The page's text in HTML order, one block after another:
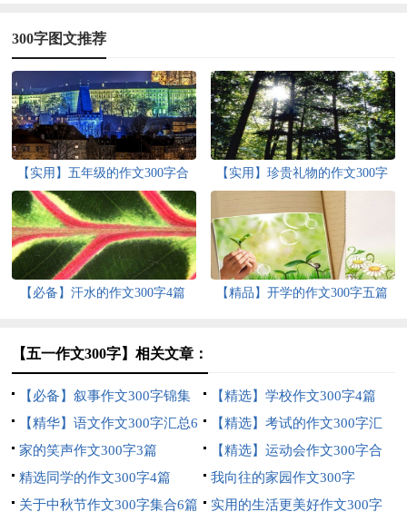
300字图文推荐
【实用】五年级的作文300字合
集8篇
【实用】珍贵礼物的作文300字
合集五篇
【必备】汗水的作文300字4篇 【精品】开学的作文300字五篇
【五一作文300字】相关文章：
【必备】叙事作文300字锦集
10篇
【精选】学校作文300字4篇
【精华】语文作文300字汇总6
篇
【精选】考试的作文300字汇
总十篇
家的笑声作文300字3篇
【精选】运动会作文300字合
集6篇
精选同学的作文300字4篇
我向往的家园作文300字
关于中秋节作文300字集合6篇
实用的生活更美好作文300字